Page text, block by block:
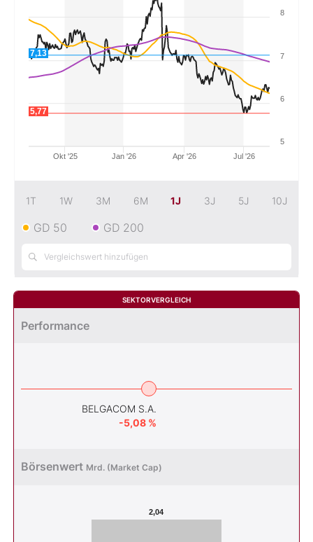
Mein B:O
Jan '26 Jul '26
Okt '25 Apr '26
5
6
7
8
7,13
5,77
1T 1W 3M 6M 1J 3J 5J 10J
GD 50 GD 200
SEKTORVERGLEICH
Performance
BELGACOM S.A.
-5,08 %
Börsenwert Mrd. (Market Cap)
2,04